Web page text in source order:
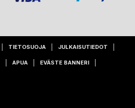
TIETOSUOJA JULKAISUTIEDOT
APUA EVÄSTE BANNERI